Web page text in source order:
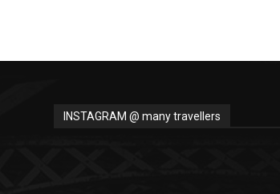
INSTAGRAM @ many travellers